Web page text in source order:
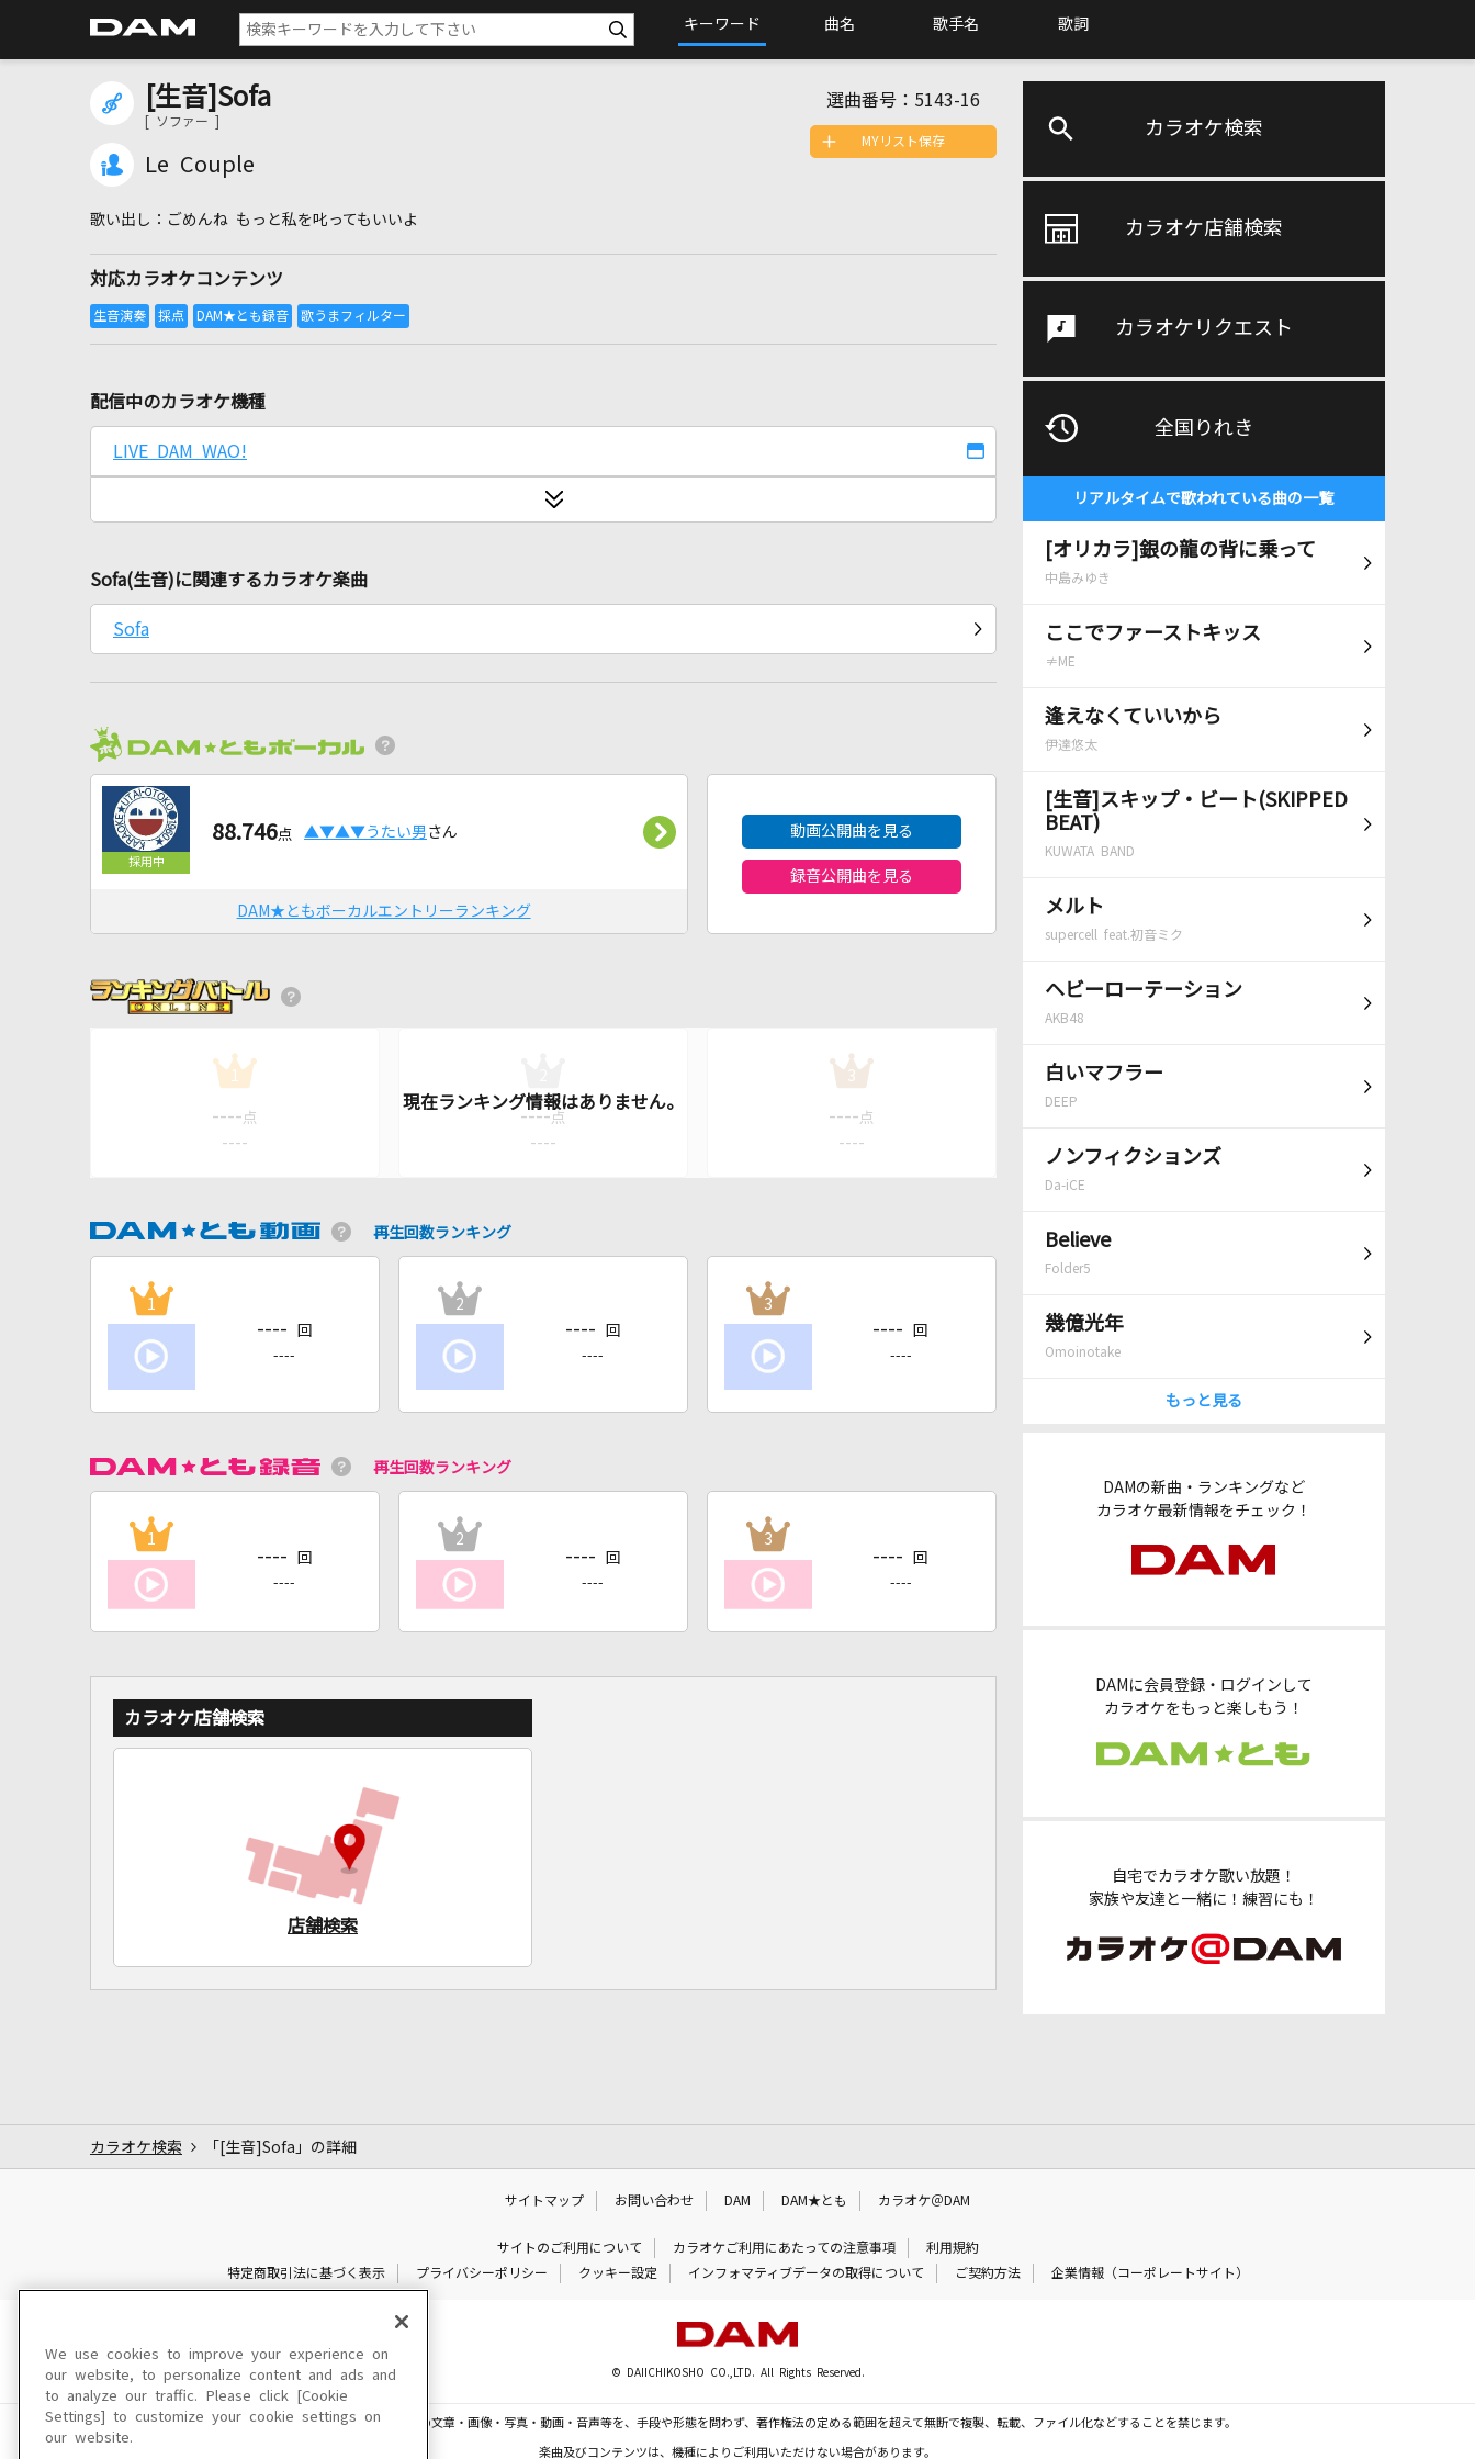
キーワード 曲名 歌手名 歌詞
カラオケ検索
カラオケ店舗検索
カラオケリクエスト
全国りれき
リアルタイムで歌われている曲の一覧
[オリカラ]銀の龍の背に乗って
中島みゆき
ここでファーストキッス
≠ME
逢えなくていいから
伊達悠太
[生音]スキップ・ビート(SKIPPED
BEAT)
KUWATA BAND
メルト
supercell feat.初音ミク
ヘビーローテーション
AKB48
白いマフラー
DEEP
ノンフィクションズ
Da-iCE
Believe
Folder5
幾億光年
Omoinotake
もっと見る
DAMの新曲・ランキングなど
カラオケ最新情報をチェック！
DAMに会員登録・ログインして
カラオケをもっと楽しもう！
自宅でカラオケ歌い放題！
家族や友達と一緒に！練習にも！
[生音]Sofa
[ ソファー ]
Le Couple
選曲番号： 5143-16
ごめんね もっと私を叱ってもいいよ
対応カラオケコンテンツ
MYリスト保存
配信中のカラオケ機種
LIVE DAM WAO!
Sofa(生音)に関連するカラオケ楽曲
Sofa
88.746点 ▲▼▲▼うたい男 さん
DAM★ともボーカルエントリーランキング
動画公開曲を見る
録音公開曲を見る
1
---- 点
----
---- 点
----
3
---- 点
----
再生回数ランキング
1
---- 回
----
2
---- 回
----
3
---- 回
----
再生回数ランキング
1
---- 回
----
2
---- 回
----
3
---- 回
----
カラオケ店舗検索
店舗検索
カラオケ検索 「[生音]Sofa」の詳細
サイトマップ お問い合わせ DAM DAM★とも カラオケ＠DAM
サイトのご利用について カラオケご利用にあたっての注意事項
利用規約
特定商取引法に基づく表示
プライバシーポリシー クッキー設定 インフォマティブデータの取得について ご契約方法 企業情報（コーポレートサイト）
© DAIICHIKOSHO CO.,LTD. All Rights Reserved.
このサイトに掲載されている一切の文章・画像・写真・動画・音声等を、手段や形態を問わず、著作権法の定める範囲を超えて無断で複製、転載、ファイル化などすることを禁じます。
楽曲及びコンテンツは、機種によりご利用いただけない場合があります。
We use cookies to improve your experience on
our website, to personalize content and ads and
to analyze our traffic. Please click [Cookie
Settings] to customize your cookie settings on
our website.